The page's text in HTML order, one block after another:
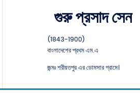
গুরু প্রসাদ সেন
(1843-1900)
বাংলাদেশের প্রথম এম.এ
জন্মঃ শরীয়তপুর এর ডোমসার গ্রামে।